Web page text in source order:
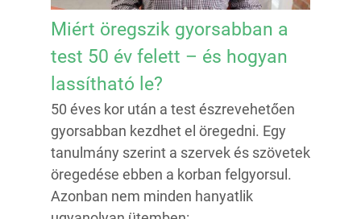
Miért öregszik gyorsabban a
test 50 év felett – és hogyan
lassítható le?
50 éves kor után a test észrevehetően
gyorsabban kezdhet el öregedni. Egy
tanulmány szerint a szervek és szövetek
öregedése ebben a korban felgyorsul.
Azonban nem minden hanyatlik